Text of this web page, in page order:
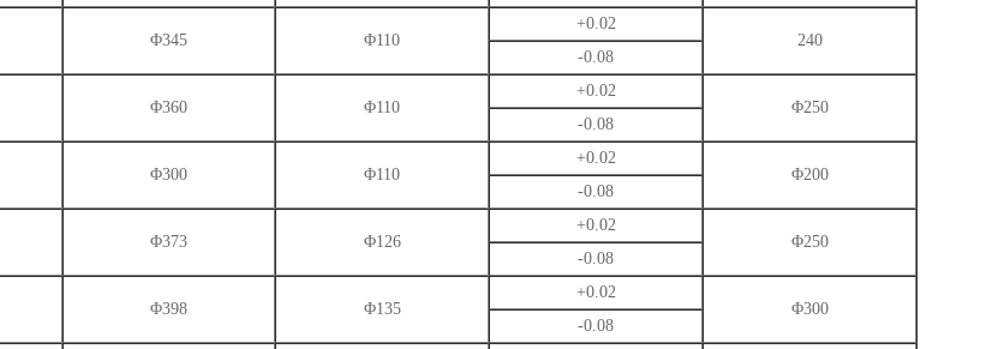
Φ345 Φ110
+0.02
240
-0.08
Φ360 Φ110
+0.02
Φ250
-0.08
Φ300 Φ110
+0.02
Φ200
-0.08
Φ373 Φ126
+0.02
Φ250
-0.08
Φ398 Φ135
+0.02
Φ300
-0.08